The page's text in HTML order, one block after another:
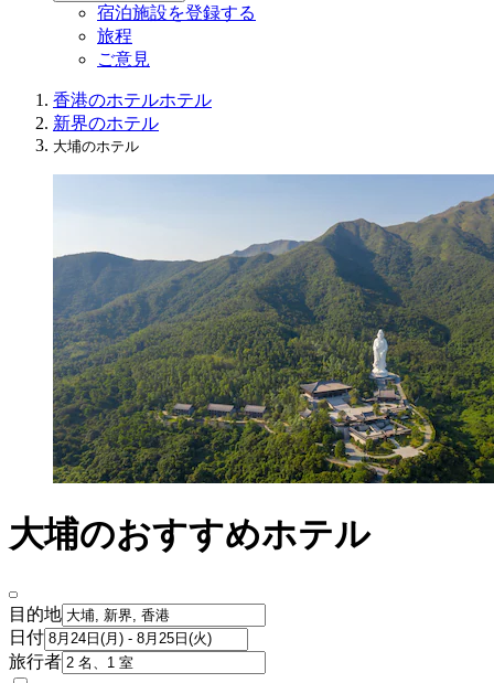
宿泊施設を登録する
旅程
ご意見
香港のホテルホテル
新界のホテル
大埔のホテル
大埔のおすすめホテル
目的地
日付
旅行者